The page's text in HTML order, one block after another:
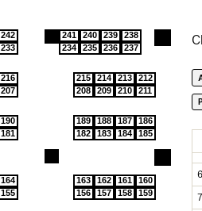
242
233
241 240 239
238
234
235 236 237
216
207
215 214 213
212
208
209 210 211
190
181
189 188 187
186
182
183 184 185
164
155
163 162 161
160
156
157 158 159